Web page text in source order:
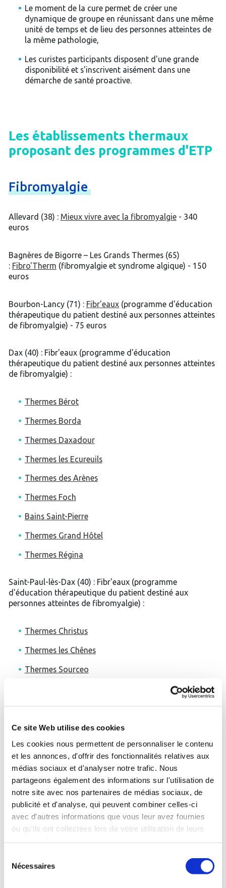
Ce site Web utilise des cookies
Les cookies nous permettent de personnaliser le contenu
et les annonces, d'offrir des fonctionnalités relatives aux
médias sociaux et d'analyser notre trafic. Nous
partageons également des informations sur l'utilisation de
notre site avec nos partenaires de médias sociaux, de
publicité et d'analyse, qui peuvent combiner celles-ci
avec d'autres informations que vous leur avez fournies
ou qu'ils ont collectées lors de votre utilisation de leurs
Nécessaires
Le moment de la cure permet de créer une
dynamique de groupe en réunissant dans une même
unité de temps et de lieu des personnes atteintes de
la même pathologie,
Les curistes participants disposent d'une grande
disponibilité et s'inscrivent aisément dans une
démarche de santé proactive.
Les établissements thermaux
proposant des programmes d'ETP
Fibromyalgie
Allevard (38) : Mieux vivre avec la fibromyalgie- 340
euros
Bagnères de Bigorre – Les Grands Thermes (65)
: Fibro'Therm (fibromyalgie et syndrome algique) - 150
euros
Bourbon-Lancy (71) : Fibr'eaux(programme d'éducation
thérapeutique du patient destiné aux personnes atteintes
de fibromyalgie) - 75 euros
Dax (40) : Fibr'eaux (programme d'éducation
thérapeutique du patient destiné aux personnes atteintes
de fibromyalgie) :
Thermes Bérot
Thermes Borda
Thermes Daxadour
Thermes les Ecureuils
Thermes des Arènes
Thermes Foch
Bains Saint-Pierre
Thermes Grand Hôtel
Thermes Régina
Saint-Paul-lès-Dax (40) : Fibr'eaux (programme
d'éducation thérapeutique du patient destiné aux
personnes atteintes de fibromyalgie) :
Thermes Christus
Thermes les Chênes
Thermes Sourceo
Brides-les-Bains (73) :Maigrir durablement- 285 euros
(cure Origine) / 175 euros (cure Idéal)
Eugénie-les-Bains (40) :Programme d'éducation
thérapeutique du patient destiné aux personnes atteintes
de maladies métaboliques et/ou d'obésité- 195 euros
Le Boulou (66) :Programme d'éducation thérapeutique
du patient destiné aux personnes atteintes de maladies